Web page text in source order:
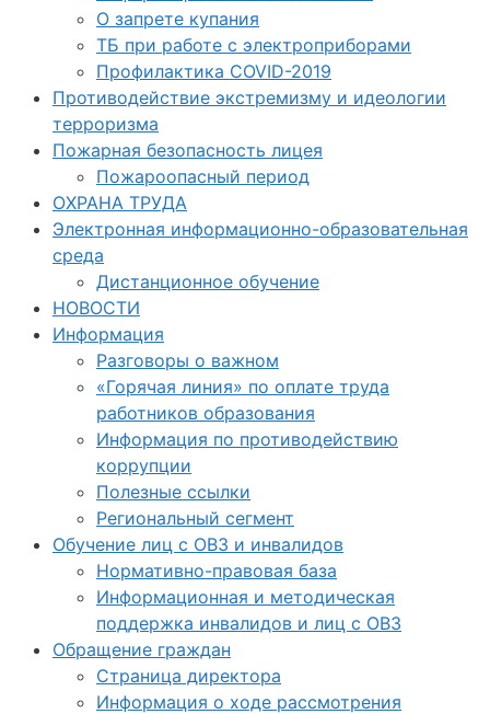
О запрете купания
ТБ при работе с электроприборами
Профилактика COVID-2019
Противодействие экстремизму и идеологии
терроризма
Пожарная безопасность лицея
Пожароопасный период
ОХРАНА ТРУДА
Электронная информационно-образовательная
среда
Дистанционное обучение
НОВОСТИ
Информация
Разговоры о важном
«Горячая линия» по оплате труда
работников образования
Информация по противодействию
коррупции
Полезные ссылки
Региональный сегмент
Обучение лиц с ОВЗ и инвалидов
Нормативно-правовая база
Информационная и методическая
поддержка инвалидов и лиц с ОВЗ
Обращение граждан
Страница директора
Информация о ходе рассмотрения